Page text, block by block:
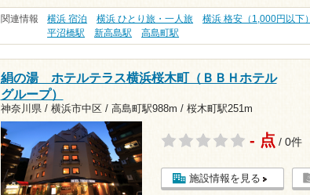
関連情報 横浜 宿泊 横浜 ひとり旅・一人旅 横浜 格安（1,000円以下）
平沼橋駅
新高島駅 高島町駅
絹の湯 ホテルテラス横浜桜木町（ＢＢＨホテル
グループ）
神奈川県 / 横浜市中区 / 高島町駅988m / 桜木町駅251m
- 点 / 0件
施設情報を見る